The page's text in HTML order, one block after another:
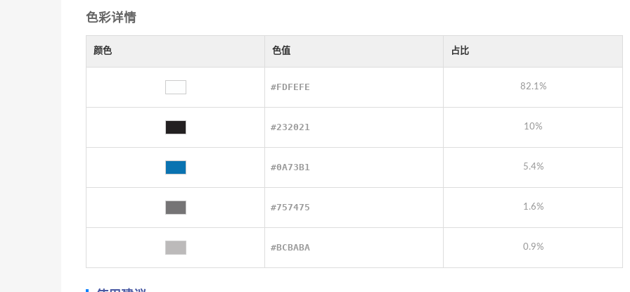
色彩详情
颜色 色值 占比
#FDFEFE 82.1%
#232021 10%
#0A73B1 5.4%
#757475 1.6%
#BCBABA 0.9%